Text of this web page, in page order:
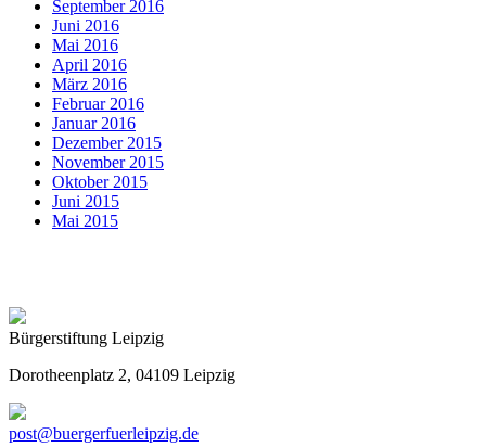
September 2016
Juni 2016
Mai 2016
April 2016
März 2016
Februar 2016
Januar 2016
Dezember 2015
November 2015
Oktober 2015
Juni 2015
Mai 2015
Bürgerstiftung Leipzig
Dorotheenplatz 2, 04109 Leipzig
post@buergerfuerleipzig.de